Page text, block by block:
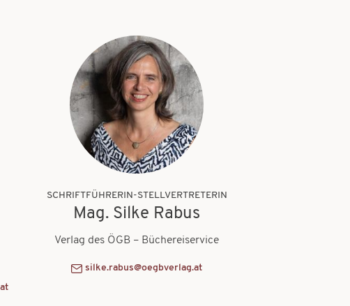
SCHRIFTFÜHRERIN-STELLVERTRETERIN
Mag. Silke Rabus
Verlag des ÖGB – Büchereiservice
silke.rabus@oegbverlag.at